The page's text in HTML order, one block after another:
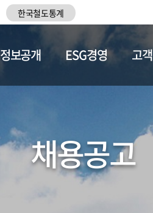
한국철도통계
정보공개 ESG경영 고
채용공고